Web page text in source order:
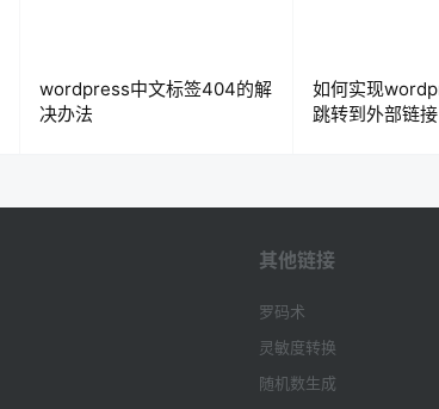
wordpress中文标签404的解
决办法
如何实现
跳转到外部链接
其他链接
罗码术
灵敏度转换
随机数生成